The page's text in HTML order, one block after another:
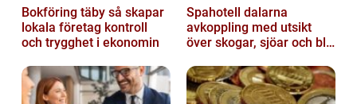
Bokföring täby så skapar
lokala företag kontroll
och trygghet i ekonomin
Spahotell dalarna
avkoppling med utsikt
över skogar, sjöar och blå